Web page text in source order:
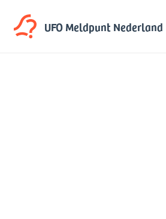
UFO MeldpuntNederland